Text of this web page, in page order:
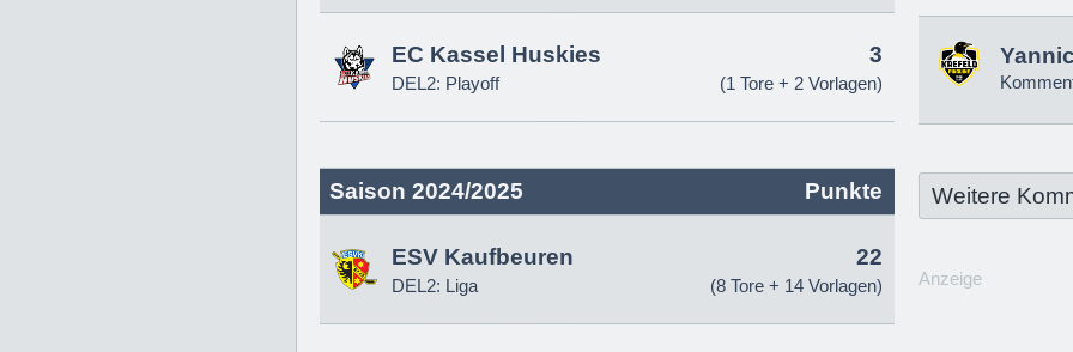
EC Kassel Huskies
DEL2: Playoff
3
(1 Tore + 2 Vorlagen)
Saison 2024/2025 Punkte
ESV Kaufbeuren
DEL2: Liga
22
(8 Tore + 14 Vorlagen)
Weitere
Anzeige